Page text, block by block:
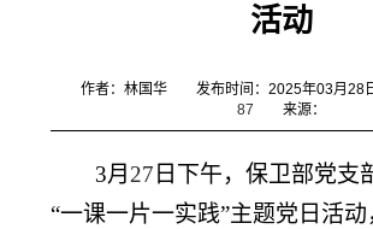
活动
作者：林国华 发布时间：2025年03月28
87
来源：
3月27 日下午，保卫部党支
“一课一片一实践”主题党日活